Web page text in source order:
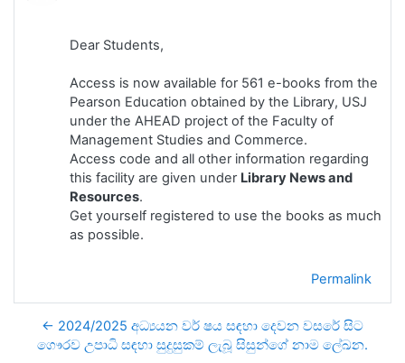
Dear Students,
Access is now available for 561 e-books from the
Pearson Education obtained by the Library, USJ
under the AHEAD project of the Faculty of
Management Studies and Commerce.
Access code and all other information regarding
this facility are given under Library News and
Resources.
Get yourself registered to use the books as much
as possible.
Permalink
← 2024/2025 අධ්‍යයන වර් ෂය සඳහා දෙවන වසරේ සිට
ගෞරව උපාධි සඳහා සුදුසුකම් ලැබූ සිසුන්ගේ නාම ලේඛන.